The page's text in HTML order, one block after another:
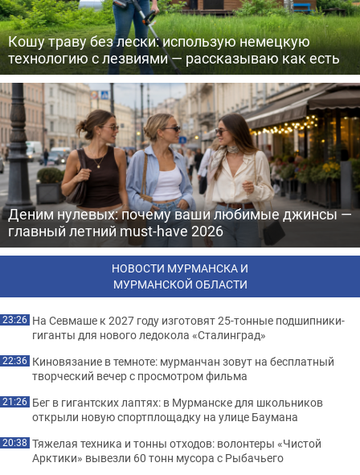
Кошу траву без лески: использую немецкую
технологию с лезвиями — рассказываю как есть
Деним нулевых: почему ваши любимые джинсы —
главный летний must-have 2026
НОВОСТИ МУРМАНСКА И
МУРМАНСКОЙ ОБЛАСТИ
23:26 На Севмаше к 2027 году изготовят 25-тонные подшипники-
гиганты для нового ледокола «Сталинград»
22:36 Киновязание в темноте: мурманчан зовут на бесплатный
творческий вечер с просмотром фильма
21:26 Бег в гигантских лаптях: в Мурманске для школьников
открыли новую спортплощадку на улице Баумана
20:38 Тяжелая техника и тонны отходов: волонтеры «Чистой
Арктики» вывезли 60 тонн мусора с Рыбачьего